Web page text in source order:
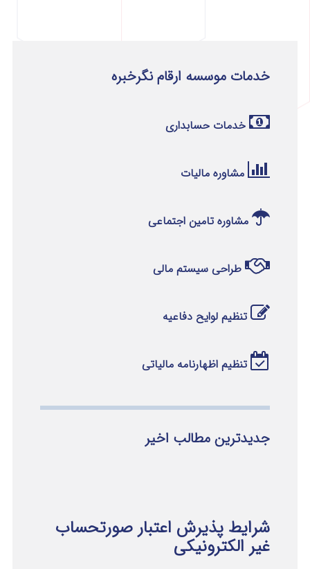
خدمات موسسه ارقام نگرخبره
خدمات حسابداری
مشاوره مالیات
مشاوره تامین اجتماعی
طراحی سیستم مالی
تنظیم لوایح دفاعیه
تنظیم اظهارنامه مالیاتی
جدیدترین مطالب اخیر
شرایط پذیرش اعتبار صورتحساب
غیر الکترونیکی